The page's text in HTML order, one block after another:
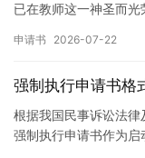
已在教师这一神圣而
申请书 2026-07-22
强制执行申请书格
根据我国民事诉讼法律
强制执行申请书作为